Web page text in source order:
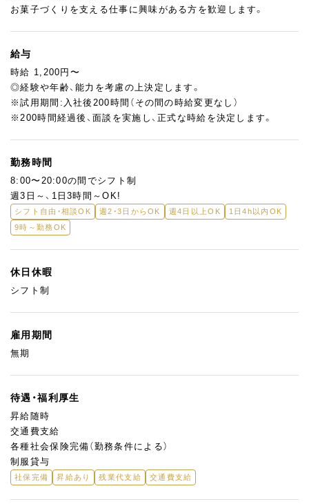
お菓子づくりを支える仕事に興味がある方を歓迎します。
給与
時給 1,200円〜
◎経験や年齢、能力を考慮の上決定します。
※試用期間:入社後200時間（その間の時給変更なし）
※200時間経過後、面談を実施し、正式な時給を決定します。
勤務時間
8:00〜20:00の間でシフト制
週3日～、1日3時間～OK!
シフト自由・相談OK 週2・3日からOK 週4日以上OK
1日4h以内OK
9時～勤務OK
休日休暇
シフト制
雇用期間
無期
待遇・福利厚生
昇給随時
交通費支給
各種社会保険完備（勤務条件による）
制服貸与
社保完備 昇給あり 残業代支給 交通費支給